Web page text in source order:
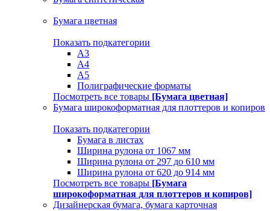
Бумага цветная
Показать подкатегории
A3
A4
А5
Полиграфические форматы
Посмотреть все товары [Бумага цветная]
Бумага широкоформатная для плоттеров и копиров
Показать подкатегории
Бумага в листах
Ширина рулона от 1067 мм
Ширина рулона от 297 до 610 мм
Ширина рулона от 620 до 914 мм
Посмотреть все товары [Бумага
широкоформатная для плоттеров и копиров]
Дизайнерская бумага, бумага карточная